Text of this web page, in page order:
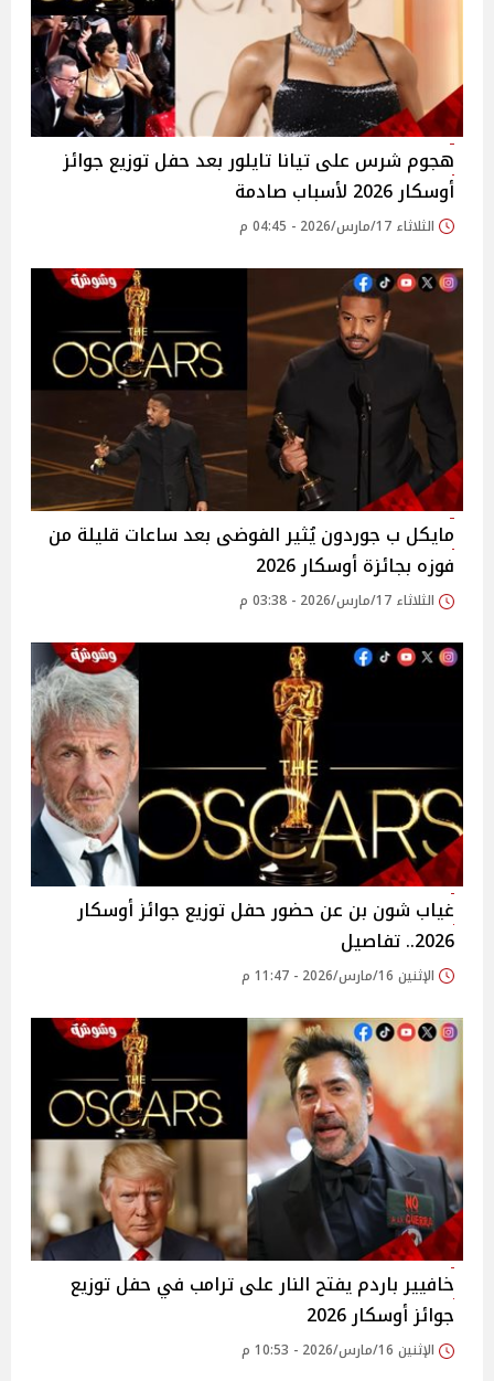
هجوم شرس على تيانا تايلور بعد حفل توزيع جوائز
أوسكار 2026 لأسباب صادمة
الثلاثاء 17/مارس/2026 - 04:45 م
مايكل ب جوردون يُثير الفوضى بعد ساعات قليلة من
فوزه بجائزة أوسكار 2026
الثلاثاء 17/مارس/2026 - 03:38 م
غياب شون بن عن حضور حفل توزيع جوائز أوسكار
2026.. تفاصيل
الإثنين 16/مارس/2026 - 11:47 م
خافيير باردم يفتح النار على ترامب في حفل توزيع
جوائز أوسكار 2026
الإثنين 16/مارس/2026 - 10:53 م